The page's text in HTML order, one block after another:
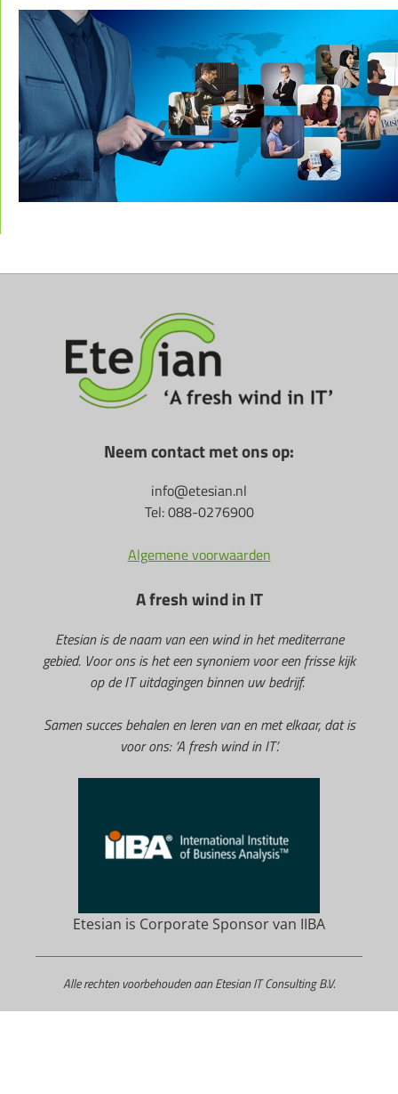
Neem contact met ons op:
info@etesian.nl
Tel: 088-0276900
Algemene voorwaarden
A fresh wind in IT
Etesian is de naam van een wind in het mediterrane
gebied. Voor ons is het een synoniem voor een frisse kijk
op de IT uitdagingen binnen uw bedrijf.
Samen succes behalen en leren van en met elkaar, dat is
voor ons: ‘A fresh wind in IT’.
Etesian is Corporate Sponsor van IIBA
Alle rechten voorbehouden aan Etesian IT Consulting B.V.